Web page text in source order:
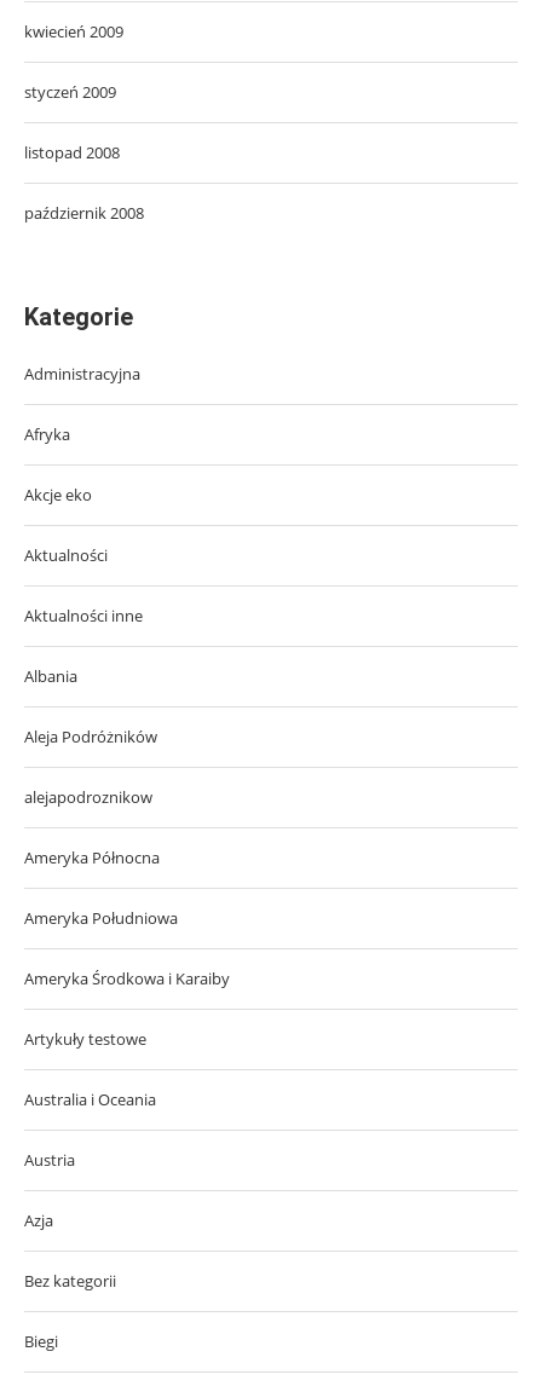
kwiecień 2009
styczeń 2009
listopad 2008
październik 2008
Kategorie
Administracyjna
Afryka
Akcje eko
Aktualności
Aktualności inne
Albania
Aleja Podróżników
alejapodroznikow
Ameryka Północna
Ameryka Południowa
Ameryka Środkowa i Karaiby
Artykuły testowe
Australia i Oceania
Austria
Azja
Bez kategorii
Biegi